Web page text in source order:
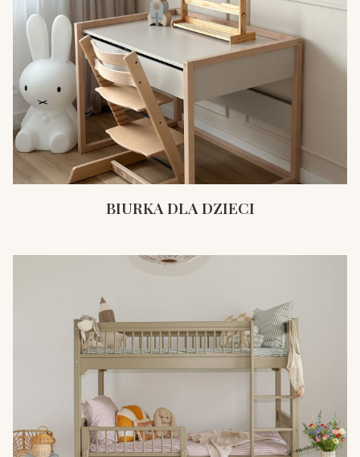
BIURKA DLA DZIECI